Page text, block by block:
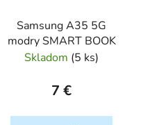
Samsung A35 5G
modry SMART BOOK
Skladom (5 ks)
7 €